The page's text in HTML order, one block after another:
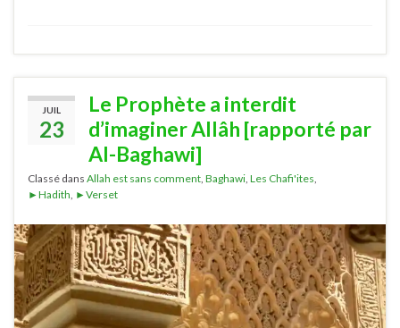
JUIL
23
Le Prophète a interdit
d’imaginer Allâh [rapporté par
Al-Baghawi]
Classé dans Allah est sans comment Baghawi Les Chafi'ites
►Hadith ►Verset